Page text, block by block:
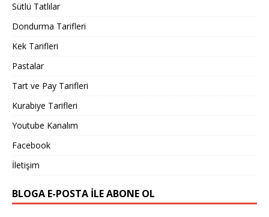
Sütlü Tatlılar
Dondurma Tarifleri
Kek Tarifleri
Pastalar
Tart ve Pay Tarifleri
Kurabiye Tarifleri
Youtube Kanalım
Facebook
İletişim
BLOGA E-POSTA ILE ABONE OL